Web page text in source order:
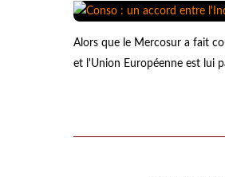
Alors que le Mercosur a fait
et l'Union Européenne est lui